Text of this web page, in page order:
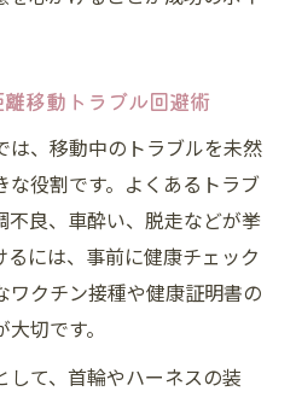
移動トラブル回避術
は、移動中のトラブルを未然
な役割です。よくあるトラブ
不良、車酔い、脱走などが挙
には、事前に健康チェック
ワクチン接種や健康証明書の
切です。
して、首輪やハーネスの装